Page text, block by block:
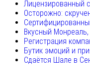
Лицензированный
Осторожно:
Вкусный
Регистрация
Бутик эмоций и
Сдаётся Шале в